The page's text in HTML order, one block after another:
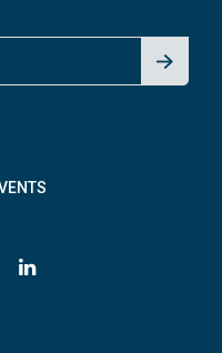
Signu